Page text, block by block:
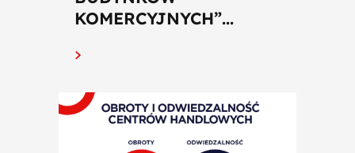
KOMERCYJNYCH”...